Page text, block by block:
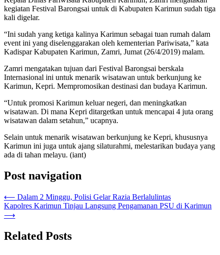
kegiatan Festival Barongsai untuk di Kabupaten Karimun sudah tiga
kali digelar.
“Ini sudah yang ketiga kalinya Karimun sebagai tuan rumah dalam
event ini yang diselenggarakan oleh kementerian Pariwisata,” kata
Kadispar Kabupaten Karimun, Zamri, Jumat (26/4/2019) malam.
Zamri mengatakan tujuan dari Festival Barongsai berskala
Internasional ini untuk menarik wisatawan untuk berkunjung ke
Karimun, Kepri. Mempromosikan destinasi dan budaya Karimun.
“Untuk promosi Karimun keluar negeri, dan meningkatkan
wisatawan. Di mana Kepri ditargetkan untuk mencapai 4 juta orang
wisatawan dalam setahun,” ucapnya.
Selain untuk menarik wisatawan berkunjung ke Kepri, khususnya
Karimun ini juga untuk ajang silaturahmi, melestarikan budaya yang
ada di tahan melayu. (iant)
Post navigation
⟵ Dalam 2 Minggu, Polisi Gelar Razia Berlalulintas
Kapolres Karimun Tinjau Langsung Pengamanan PSU di Karimun
⟶
Related Posts